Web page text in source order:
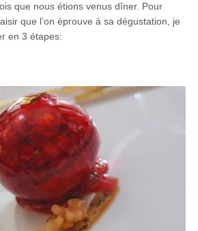
que nous étions venus dîner. Pour
que l’on éprouve à sa dégustation, je
en 3 étapes: